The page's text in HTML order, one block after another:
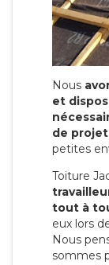
Nous
et
de
petites
Toiture
tout à
eux lors
Nous
sommes